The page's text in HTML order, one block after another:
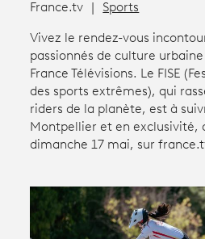
connexion
Productions et innovation
Programme tv
France.tv Sports
Vivez le rendez-vous
passionnés de culture
France Télévisions. Le FISE
des sports extrêmes), qui
riders de la planète, est à
Montpellier et en exclusivité,
dimanche 17 mai, sur